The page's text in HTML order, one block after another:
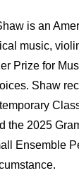
is an
music,
Prize for
Shaw
the 2025
Ensemble